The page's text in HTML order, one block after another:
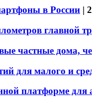
в России |
главной
частные дома,
для малого и
платформе